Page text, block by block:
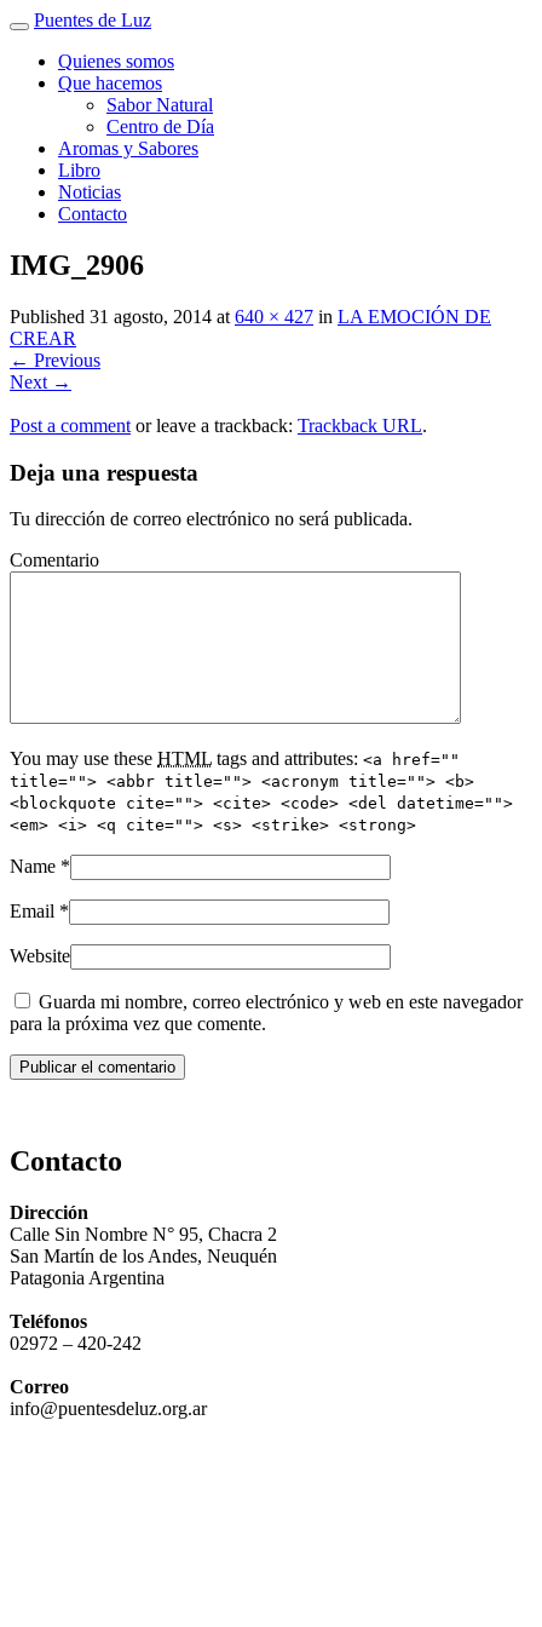
Puentes de Luz
Quienes somos
Que hacemos
Sabor Natural
Centro de Día
Aromas y Sabores
Libro
Noticias
Contacto
IMG_2906
Published 31 agosto, 2014 at 640 × 427 in LA EMOCIÓN DE
CREAR
← Previous
Next →
Post a comment or leave a trackback: Trackback URL.
Deja una respuesta
Tu dirección de correo electrónico no será publicada.
Comentario
You may use these HTML tags and attributes: <a href=""
title=""> <abbr title=""> <acronym title=""> <b>
<blockquote cite=""> <cite> <code> <del datetime="">
<em> <i> <q cite=""> <s> <strike> <strong>
Name *
Email *
Website
Guarda mi nombre, correo electrónico y web en este navegador
para la próxima vez que comente.
Contacto
Dirección
Calle Sin Nombre N° 95, Chacra 2
San Martín de los Andes, Neuquén
Patagonia Argentina
Teléfonos
02972 – 420-242
Correo
info@puentesdeluz.org.ar